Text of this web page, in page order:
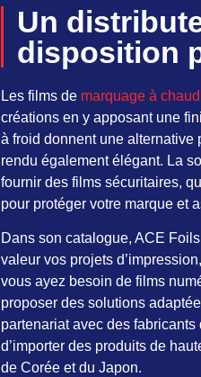
Un
disposition
Les films de marquage à chaud
créations en y apposant une
à froid donnent une alternative
rendu également élégant. La
fournir des films sécuritaires,
pour protéger votre marque et
Dans son catalogue, ACE
valeur vos projets
vous ayez besoin de films
proposer des solutions
partenariat avec des
d’importer des produits de
de Corée et du Japon.